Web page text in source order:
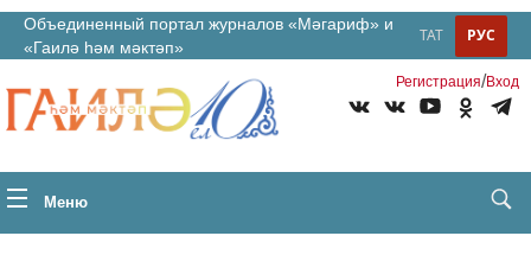
Объединенный портал журналов «Мәгариф» и
«Гаилә һәм мәктәп»
РУС
ТАТ
Регистрация/Вход
Меню